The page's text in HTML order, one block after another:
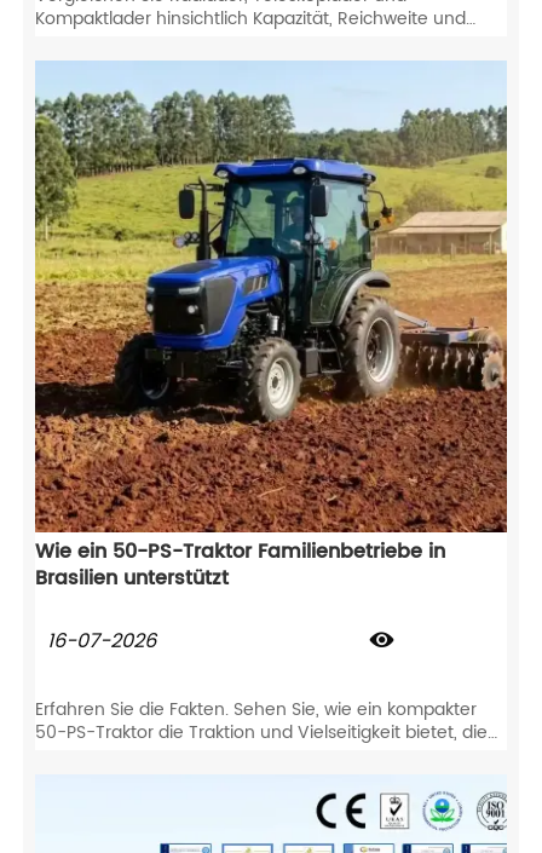
Kompaktlader hinsichtlich Kapazität, Reichweite und
Anforderungen Ihrer Baustelle.
Wie ein 50-PS-Traktor Familienbetriebe in
Brasilien unterstützt
16-07-2026

Erfahren Sie die Fakten. Sehen Sie, wie ein kompakter
50-PS-Traktor die Traktion und Vielseitigkeit bietet, die